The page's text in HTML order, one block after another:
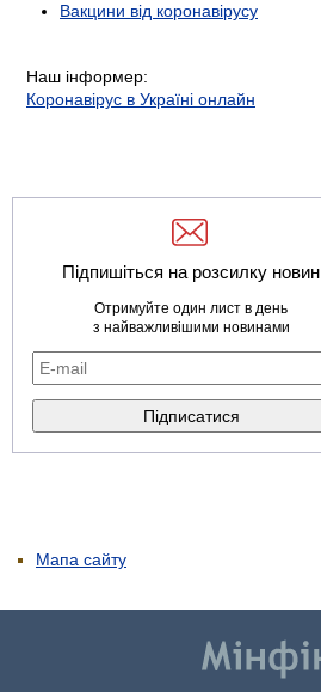
Вакцини від коронавірусу
Наш інформер:
Коронавірус в Україні онлайн
Підпишіться на розсилку новин
Отримуйте один лист в день
з найважливішими новинами
Мапа сайту